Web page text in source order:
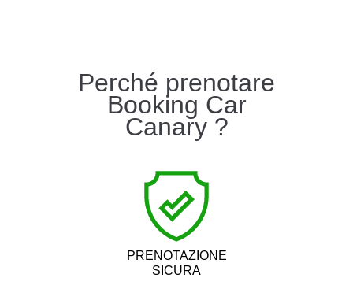
Perché prenotare
Booking Car
Canary ?
PRENOTAZIONE
SICURA